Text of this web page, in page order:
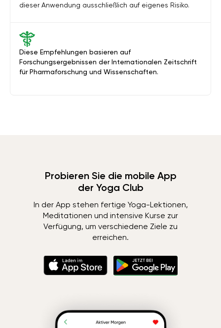
Diese Empfehlungen basieren auf
Forschungsergebnissen der Internationalen Zeitschrift
für Pharmaforschung und Wissenschaften.
dieser Anwendung ausschließlich auf eigenes Risiko.
Probieren Sie die mobile App
der Yoga Club
In der App stehen fertige Yoga-Lektionen,
Meditationen und intensive Kurse zur
Verfügung, um verschiedene Ziele zu
erreichen.